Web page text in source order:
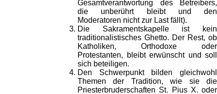
Gesamtverantwortung des Betreibers,
die unberührt bleibt und den
Moderatoren nicht zur Last fällt).
Die Sakramentskapelle ist kein
traditionalistisches Ghetto. Der Rest, ob
Katholiken, Orthodoxe oder
Protestanten, bleibt erwünscht und soll
sich beteiligen.
Den Schwerpunkt bilden gleichwohl
Themen der Tradition, wie sie die
Priesterbruderschaften St. Pius X. oder